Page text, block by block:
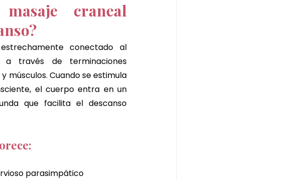
craneal
conectado al
a través de terminaciones
músculos. Cuando se estimula
el cuerpo entra en un
que facilita el descanso
parasimpático